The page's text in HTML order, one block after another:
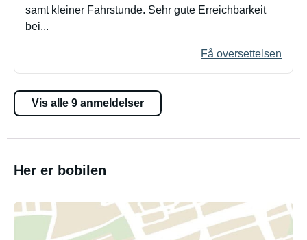
samt kleiner Fahrstunde. Sehr gute Erreichbarkeit
bei...
Få oversettelsen
Vis alle 9 anmeldelser
Her er bobilen